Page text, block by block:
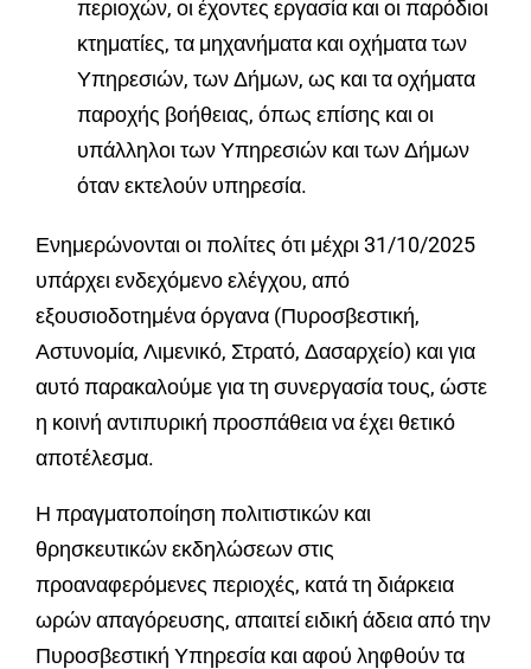
περιοχών, οι έχοντες εργασία και οι παρόδιοι
κτηματίες, τα μηχανήματα και οχήματα των
Υπηρεσιών, των Δήμων, ως και τα οχήματα
παροχής βοήθειας, όπως επίσης και οι
υπάλληλοι των Υπηρεσιών και των Δήμων
όταν εκτελούν υπηρεσία.
Ενημερώνονται οι πολίτες ότι μέχρι 31/10/2025
υπάρχει ενδεχόμενο ελέγχου, από
εξουσιοδοτημένα όργανα (Πυροσβεστική,
Αστυνομία, Λιμενικό, Στρατό, Δασαρχείο) και για
αυτό παρακαλούμε για τη συνεργασία τους, ώστε
η κοινή αντιπυρική προσπάθεια να έχει θετικό
αποτέλεσμα.
Η πραγματοποίηση πολιτιστικών και
θρησκευτικών εκδηλώσεων στις
προαναφερόμενες περιοχές, κατά τη διάρκεια
ωρών απαγόρευσης, απαιτεί ειδική άδεια από την
Πυροσβεστική Υπηρεσία και αφού ληφθούν τα